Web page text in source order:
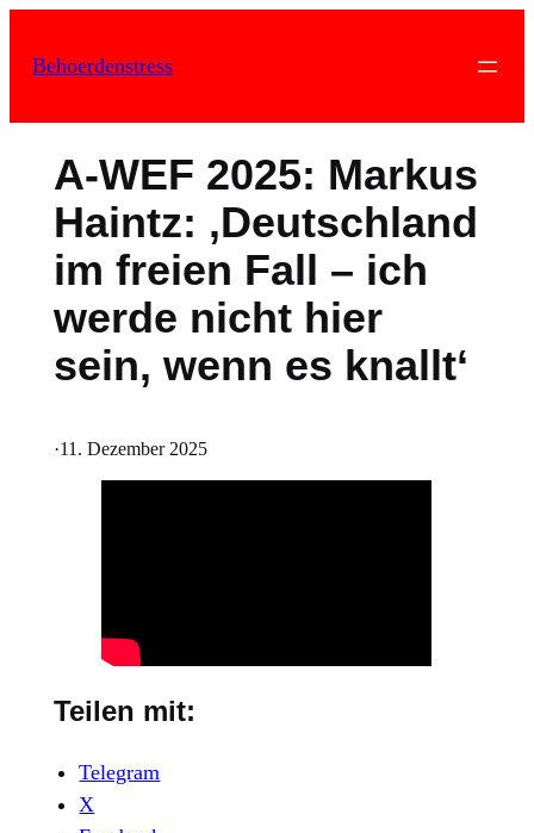
Inhalt
Behoerdenstress
A-WEF 2025: Markus
Haintz: ‚Deutschland
im freien Fall – ich
werde nicht hier
sein, wenn es knallt‘
·11. Dezember 2025
Teilen mit:
Telegram
X